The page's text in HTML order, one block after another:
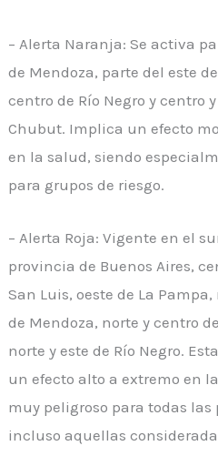
– Alerta Naranja: Se activa
de Mendoza, parte del este
centro de Río Negro y centro
Chubut. Implica un efecto
en la salud, siendo
para grupos de riesgo.
– Alerta Roja: Vigente en el
provincia de Buenos Aires,
San Luis, oeste de La
de Mendoza, norte y centro
norte y este de Río Negro.
un efecto alto a extremo en
muy peligroso para todas las
incluso aquellas